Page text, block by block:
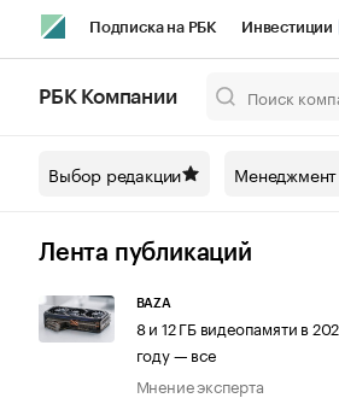
Подписка на РБК Инвестиции
Спецпроекты СПб
Технологии и медиа
РБК Компании
Выбор редакции Менеджмент
Лента публикаций
BAZA
8 и 12 ГБ видеопамяти в
году — все
Мнение эксперта